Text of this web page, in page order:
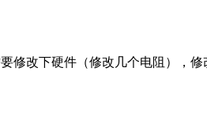
修改下硬件（修改几个电阻），修